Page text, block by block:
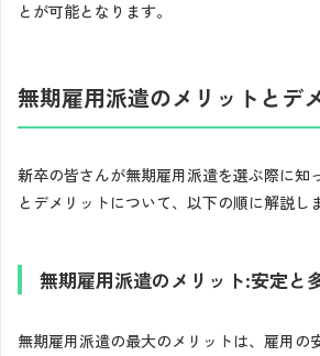
とが可能となります。
無期雇用派遣のメリットとデ
新卒の皆さんが無期雇用派遣を選ぶ際に知
とデメリットについて、以下の順に解説し
無期雇用派遣のメリット:安定と
無期雇用派遣の最大のメリットは、雇用の